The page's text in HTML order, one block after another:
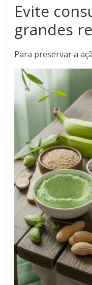
Evite
grandes
Para preservar a